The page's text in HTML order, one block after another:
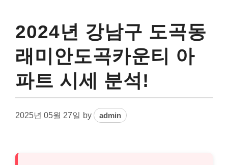
2024년 강남구 도곡동
래미안도곡카운티 아
파트 시세 분석!
2025년 05월 27일 by admin